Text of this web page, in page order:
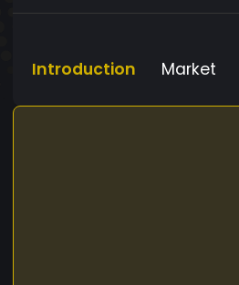
Introduction Market